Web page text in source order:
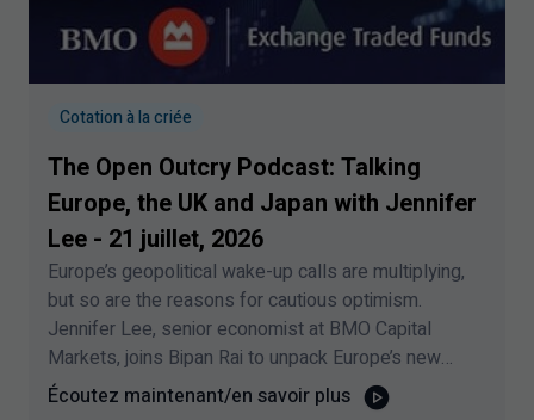
The Open Outcry Podcast: Talking
Europe, the UK and Japan with Jennifer
Lee - 21 juillet, 2026
Europe’s geopolitical wake-up calls are multiplying,
but so are the reasons for cautious optimism.
Jennifer Lee, senior economist at BMO Capital
Markets, joins Bipan Rai to unpack Europe’s new
spending regime, central-bank divergence, Japan’s
Cotation à la criée
Écoutez maintenant/en savoir plus